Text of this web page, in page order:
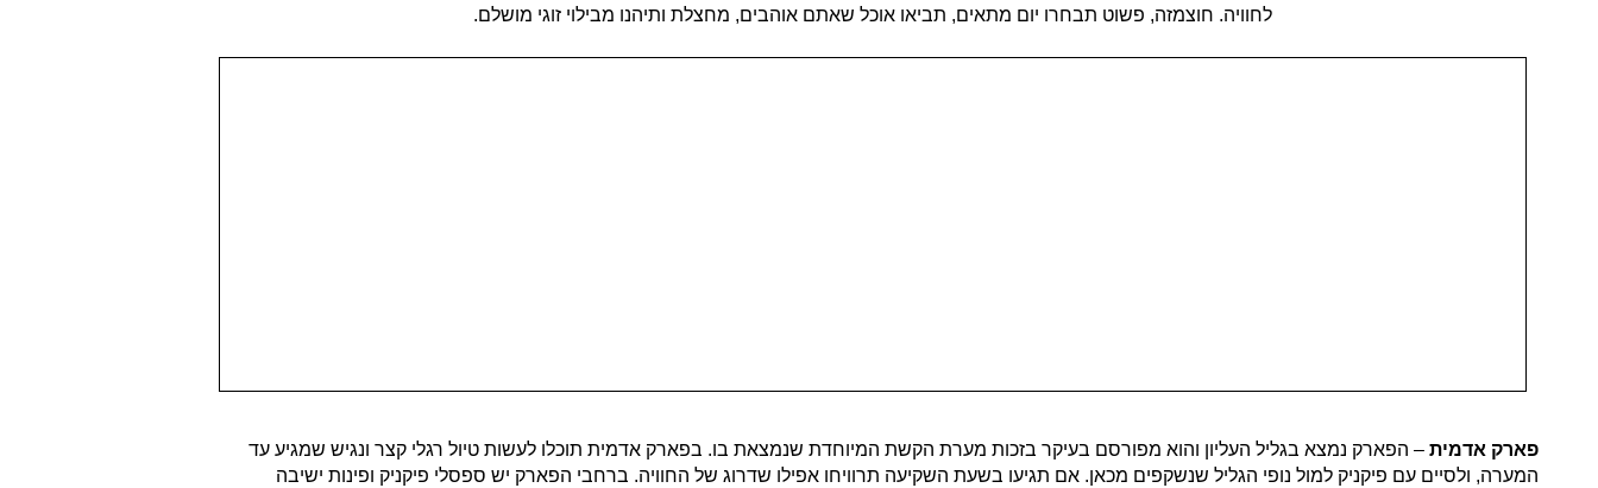
לחוויה. חוצמזה, פשוט תבחרו יום מתאים, תביאו אוכל שאתם אוהבים, מחצלת ותיהנו מבילוי זוגי מושלם.
פארק אדמית – הפארק נמצא בגליל העליון והוא מפורסם בעיקר בזכות מערת הקשת המיוחדת שנמצאת בו. בפארק אדמית תוכלו לעשות טיול רגלי קצר ונגיש שמגיע עד
המערה, ולסיים עם פיקניק למול נופי הגליל שנשקפים מכאן. אם תגיעו בשעת השקיעה תרוויחו אפילו שדרוג של החוויה. ברחבי הפארק יש ספסלי פיקניק ופינות ישיבה